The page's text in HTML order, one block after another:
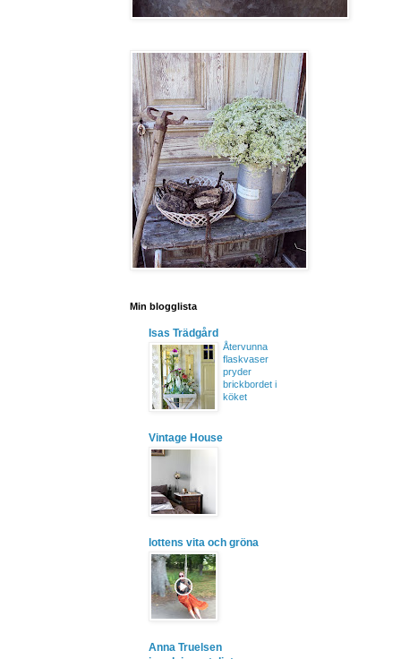
Min blogglista
Isas Trädgård
Återvunna
flaskvaser
pryder
brickbordet i
köket
Vintage House
lottens vita och gröna
Anna Truelsen